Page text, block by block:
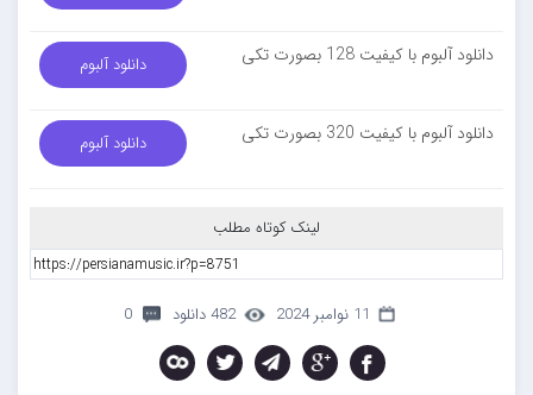
دانلود آلبوم با کیفیت 128 بصورت تکی دانلود آلبوم
دانلود آلبوم با کیفیت 320 بصورت تکی دانلود آلبوم
لینک کوتاه مطلب
11 نوامبر 2024 482 دانلود 0